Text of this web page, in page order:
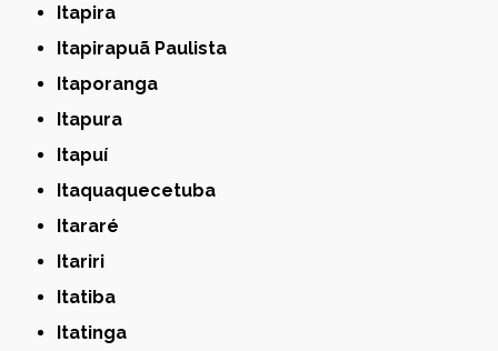
Itapira
Itapirapuã Paulista
Itaporanga
Itapura
Itapuí
Itaquaquecetuba
Itararé
Itariri
Itatiba
Itatinga